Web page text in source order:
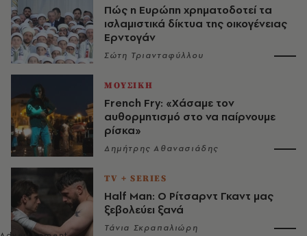
Πώς η Ευρώπη χρηματοδοτεί τα
ισλαμιστικά δίκτυα της οικογένειας
Ερντογάν
Σώτη Τριανταφύλλου
ΜΟΥΣΙΚΗ
French Fry: «Χάσαμε τον
αυθορμητισμό στο να παίρνουμε
ρίσκα»
Δημήτρης Αθανασιάδης
TV + SERIES
Half Man: Ο Ρίτσαρντ Γκαντ μας
ξεβολεύει ξανά
Τάνια Σκραπαλιώρη